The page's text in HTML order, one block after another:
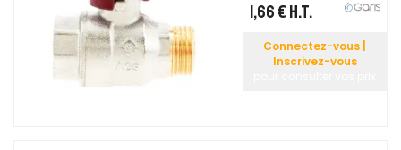
1,66 € H.T.
Connectez-vous |
Inscrivez-vous